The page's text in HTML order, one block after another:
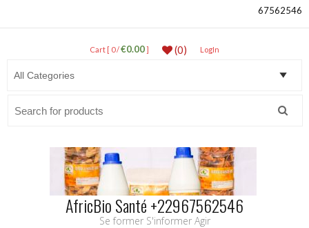
67562546
Cart [ 0 /€0.00] (0) LogIn
AfricBio Santé +22967562546
Se former S'informer Agir